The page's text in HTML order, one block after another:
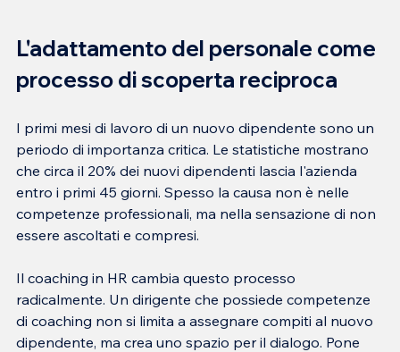
L'adattamento del personale come
processo di scoperta reciproca
I primi mesi di lavoro di un nuovo dipendente sono un
periodo di importanza critica. Le statistiche mostrano
che circa il 20% dei nuovi dipendenti lascia l'azienda
entro i primi 45 giorni. Spesso la causa non è nelle
competenze professionali, ma nella sensazione di non
Il coaching in HR cambia questo processo
radicalmente. Un dirigente che possiede competenze
di coaching non si limita a assegnare compiti al nuovo
dipendente, ma crea uno spazio per il dialogo. Pone